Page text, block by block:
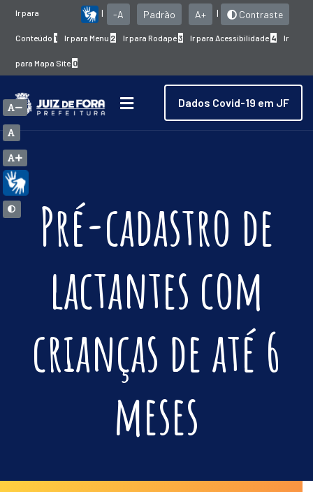
Contraste
| -A Padrão A+ |
Ir para
Conteúdo 1 Ir para Menu 2 Ir para Rodapé3 Ir para Acessibilidade 4 Ir
para Mapa Site 0
Dados Covid-19 em JF
Pré-cadastro de
lactantes com
crianças de até 6
meses